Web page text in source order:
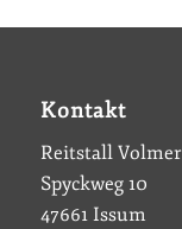
Kontakt
Reitstall Volmer
Spyckweg 10
47661 Issum